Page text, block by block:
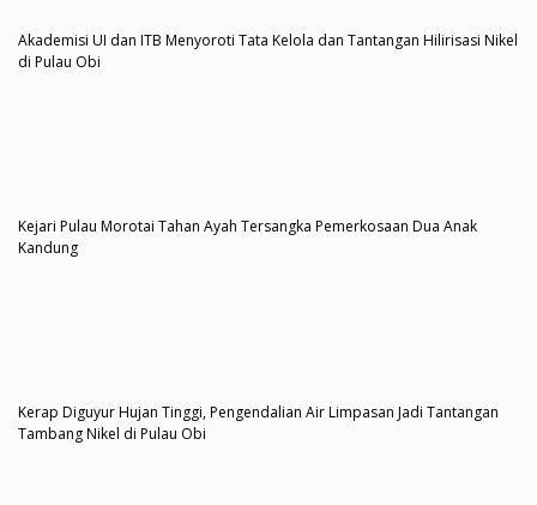
Akademisi UI dan ITB Menyoroti Tata Kelola dan Tantangan Hilirisasi Nikel
di Pulau Obi
Kejari Pulau Morotai Tahan Ayah Tersangka Pemerkosaan Dua Anak
Kandung
Kerap Diguyur Hujan Tinggi, Pengendalian Air Limpasan Jadi Tantangan
Tambang Nikel di Pulau Obi